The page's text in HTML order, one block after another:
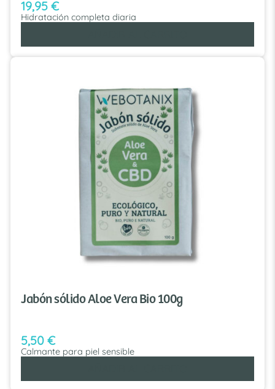
19,95 €
Hidratación completa diaria
Jabón sólido Aloe Vera Bio 100g
5,50 €
Calmante para piel sensible